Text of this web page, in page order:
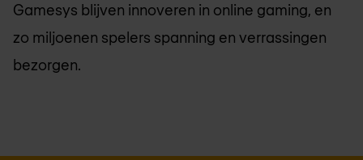
Gamesys blijven innoveren in online gaming, en
zo miljoenen spelers spanning en verrassingen
bezorgen.